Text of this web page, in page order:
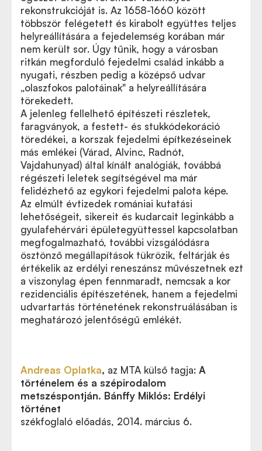
rekonstrukcióját is. Az 1658-1660 között
többször felégetett és kirabolt együttes teljes
helyreállítására a fejedelemség korában már
nem került sor. Úgy tűnik, hogy a városban
ritkán megforduló fejedelmi család inkább a
nyugati, részben pedig a középső udvar
„olaszfokos palotáinak" a helyreállítására
törekedett.
A jelenleg fellelhető építészeti részletek,
faragványok, a festett- és stukkódekoráció
töredékei, a korszak fejedelmi építkezéseinek
más emlékei (Várad, Alvinc, Radnót,
Vajdahunyad) által kínált analógiák, továbbá
régészeti leletek segítségével ma már
felidézhető az egykori fejedelmi palota képe.
Az elmúlt évtizedek romániai kutatási
lehetőségeit, sikereit és kudarcait leginkább a
gyulafehérvári épületegyüttessel kapcsolatban
megfogalmazható, további vizsgálódásra
ösztönző megállapítások tükrözik, feltárják és
értékelik az erdélyi reneszánsz művészetnek ezt
a viszonylag épen fennmaradt, nemcsak a kor
rezidenciális építészetének, hanem a fejedelmi
udvartartás történetének rekonstruálásában is
meghatározó jelentőségű emlékét.
Andreas Oplatka, az MTA külső tagja: A
történelem és a szépirodalom
metszéspontján. Bánffy Miklós: Erdélyi
történet
székfoglaló előadás, 2014. március 6.